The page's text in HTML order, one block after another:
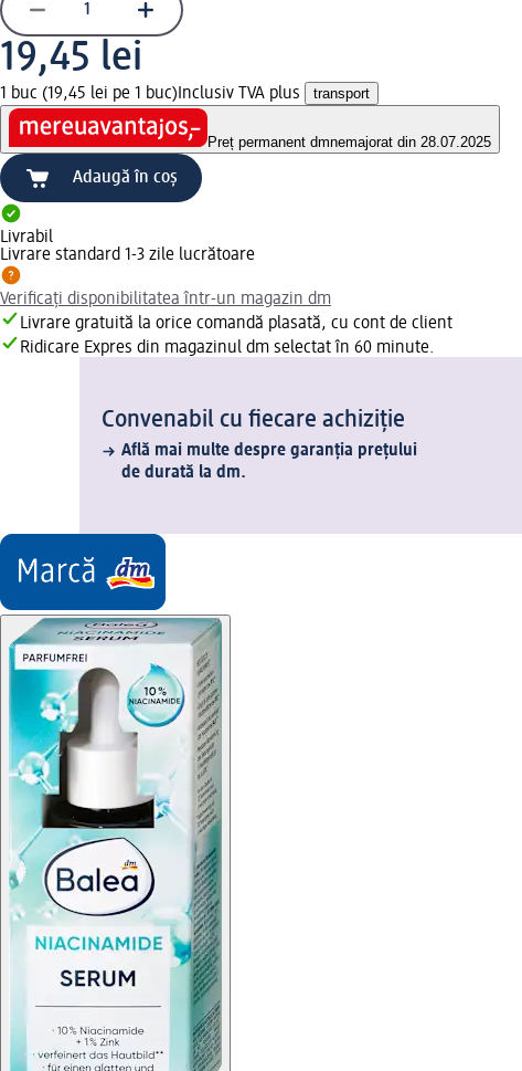
19,45 lei
1 buc (19,45 lei pe 1 buc) Inclusiv TVA plus transport
Preț permanent dmnemajorat din 28.07.2025
Adaugă în coș
Livrabil
Livrare standard 1-3 zile lucrătoare
Verificați disponibilitatea într-un magazin dm
Livrare gratuită la orice comandă plasată, cu cont de client
Ridicare Expres din magazinul dm selectat în 60 minute.
Convenabil cu fiecare achiziție
Află mai multe despre garanția prețului
de durată la dm.